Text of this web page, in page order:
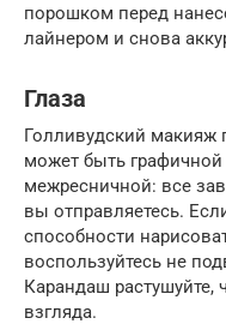
порошком перед
лайнером и снова
Глаза
Голливудский макияж
может быть
межресничной: все
вы отправляетесь.
способности
воспользуйтесь не
Карандаш растушуйте,
взгляда.